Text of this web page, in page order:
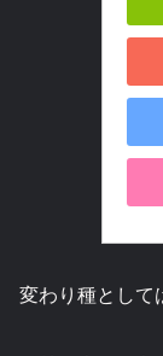
変わり種として